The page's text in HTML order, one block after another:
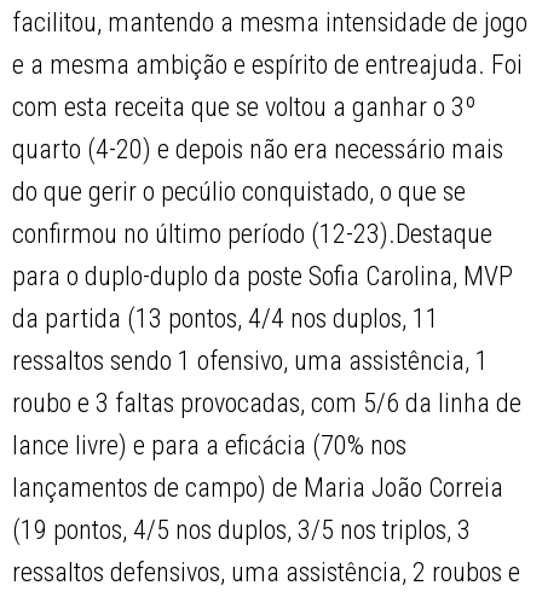
facilitou, mantendo a mesma intensidade de jogo
e a mesma ambição e espírito de entreajuda. Foi
com esta receita que se voltou a ganhar o 3º
quarto (4-20) e depois não era necessário mais
do que gerir o pecúlio conquistado, o que se
confirmou no último período (12-23).Destaque
para o duplo-duplo da poste Sofia Carolina, MVP
da partida (13 pontos, 4/4 nos duplos, 11
ressaltos sendo 1 ofensivo, uma assistência, 1
roubo e 3 faltas provocadas, com 5/6 da linha de
lance livre) e para a eficácia (70% nos
lançamentos de campo) de Maria João Correia
(19 pontos, 4/5 nos duplos, 3/5 nos triplos, 3
ressaltos defensivos, uma assistência, 2 roubos e